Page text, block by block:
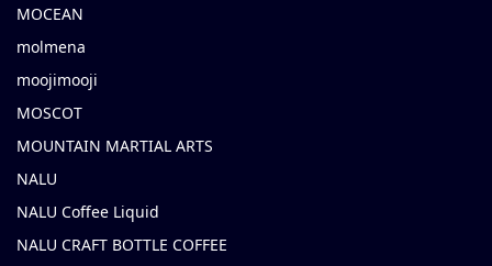
MOCEAN
molmena
moojimooji
MOSCOT
MOUNTAIN MARTIAL ARTS
NALU
NALU Coffee Liquid
NALU CRAFT BOTTLE COFFEE